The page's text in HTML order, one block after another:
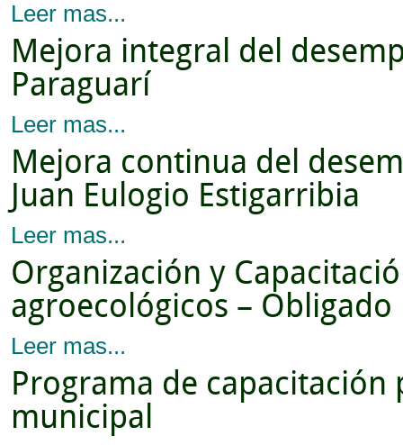
Leer mas...
Mejora integral del
Paraguarí
Leer mas...
Mejora continua del
Juan Eulogio Estigarribia
Leer mas...
Organización y
agroecológicos – Obligado
Leer mas...
Programa de
municipal